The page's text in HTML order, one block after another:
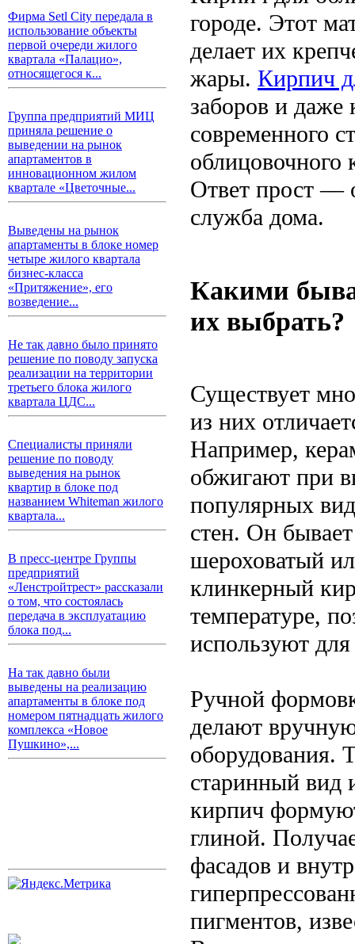
Фирма Setl City передала в
использование объекты
первой очереди жилого
квартала «Палацио»,
относящегося к...
Группа предприятий МИЦ
приняла решение о
выведении на рынок
апартаментов в
инновационном жилом
квартале «Цветочные...
Выведены на рынок
апартаменты в блоке номер
четыре жилого квартала
бизнес-класса
«Притяжение», его
возведение...
Не так давно было принято
решение по поводу запуска
реализации на территории
третьего блока жилого
квартала ЦДС...
Специалисты приняли
решение по поводу
выведения на рынок
квартир в блоке под
названием Whiteman жилого
квартала...
В пресс-центре Группы
предприятий
«Ленстройтрест» рассказали
о том, что состоялась
передача в эксплуатацию
блока под...
На так давно были
выведены на реализацию
апартаменты в блоке под
номером пятнадцать жилого
комплекса «Новое
Пушкино»,...
городе. Этот
делает их
жары. Кирпич
заборов и даже
современного
облицовочного
Ответ прост —
служба дома.
Какими
их выбрать?
Существует
из них
Например,
обжигают при
популярных
стен. Он
шероховатый
клинкерный
температуре,
используют
Ручной
делают
оборудования.
старинный вид
кирпич
глиной.
фасадов и
пигментов,